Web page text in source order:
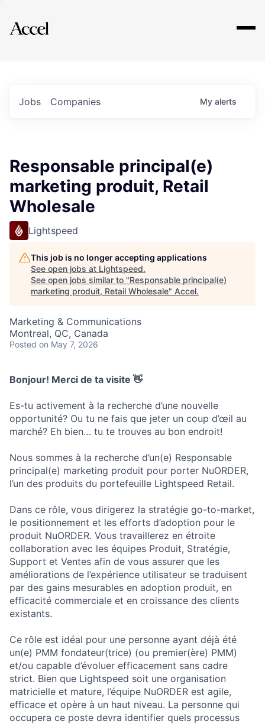
Explore
Jobs Companies My alerts
Responsable principal(e)
marketing produit, Retail
Wholesale
Lightspeed
This job is no longer accepting applications
See open jobs at Lightspeed.
See open jobs similar to "Responsable principal(e)
marketing produit, Retail Wholesale" Accel.
Marketing & Communications
Montreal, QC, Canada
Posted on May 7, 2026
Bonjour! Merci de ta visite 👋
Es-tu activement à la recherche d’une nouvelle
opportunité? Ou tu ne fais que jeter un coup d’œil au
marché? Eh bien… tu te trouves au bon endroit!
Nous sommes à la recherche d’un(e) Responsable
principal(e) marketing produit pour porter NuORDER,
l’un des produits du portefeuille Lightspeed Retail.
Dans ce rôle, vous dirigerez la stratégie go-to-market,
le positionnement et les efforts d’adoption pour le
produit NuORDER. Vous travaillerez en étroite
collaboration avec les équipes Produit, Stratégie,
Support et Ventes afin de vous assurer que les
améliorations de l’expérience utilisateur se traduisent
par des gains mesurables en adoption produit, en
efficacité commerciale et en croissance des clients
existants.
Ce rôle est idéal pour une personne ayant déjà été
un(e) PMM fondateur(trice) (ou premier(ère) PMM)
et/ou capable d’évoluer efficacement sans cadre
strict. Bien que Lightspeed soit une organisation
matricielle et mature, l’équipe NuORDER est agile,
efficace et opère à un haut niveau. La personne qui
occupera ce poste devra identifier quels processus